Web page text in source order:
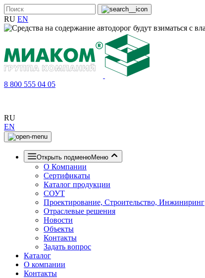
RU EN
8 800 555 04 05
RU
EN
Открыть подменюМеню
О Компании
Сертификаты
Каталог продукции
СОУТ
Проектирование, Строительство, Инжиниринг
Отраслевые решения
Новости
Объекты
Контакты
Задать вопрос
Каталог
О компании
Контакты